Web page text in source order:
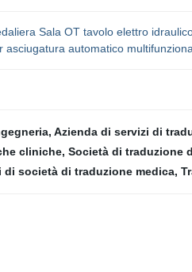
Sala OT tavolo elettro
asciugatura automatico
, Azienda di servizi di
cliniche, Società di traduzione
di società di traduzione medica,